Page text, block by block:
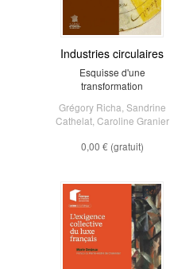
Industries circulaires
Esquisse d'une
transformation
Grégory Richa Sandrine
Cathelat, Caroline Granier
0,00 € (gratuit)